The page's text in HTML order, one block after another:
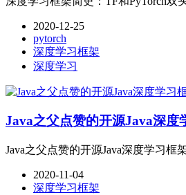
2020-12-25
pytorch
深度学习框架
深度学习
Java之父点赞的开源Java深度
Java之父点赞的开源Java深度学习框
2020-11-04
深度学习框架